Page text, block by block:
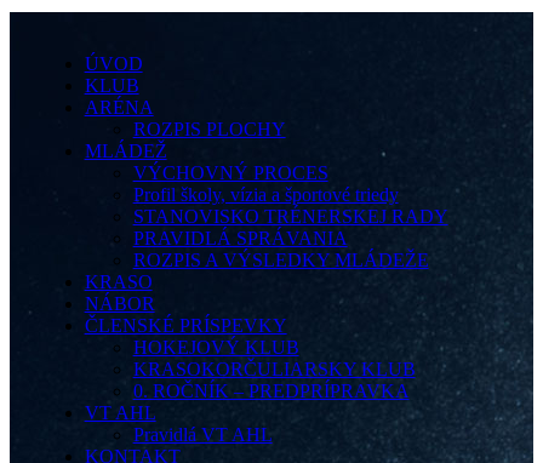
ÚVOD
KLUB
ARÉNA
ROZPIS PLOCHY
MLÁDEŽ
VÝCHOVNÝ PROCES
Profil školy, vízia a športové triedy
STANOVISKO TRÉNERSKEJ RADY
PRAVIDLÁ SPRÁVANIA
ROZPIS A VÝSLEDKY MLÁDEŽE
KRASO
NÁBOR
ČLENSKÉ PRÍSPEVKY
HOKEJOVÝ KLUB
KRASOKORČULIARSKY KLUB
0. ROČNÍK – PREDPRÍPRAVKA
VT AHL
Pravidlá VT AHL
KONTAKT